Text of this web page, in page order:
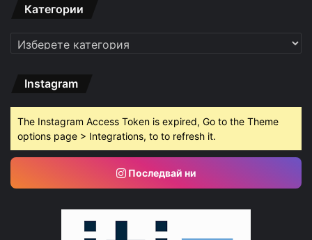
Категории
Категории
Instagram
The Instagram Access Token is expired, Go to the Theme
options page > Integrations, to to refresh it.
Последвай ни